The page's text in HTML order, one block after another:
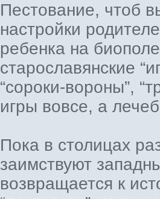
Пестование, чтоб
настройки
ребенка на
старославянские
“сороки-вороны”,
игры вовсе, а
Пока в столицах
заимствуют
возвращается к